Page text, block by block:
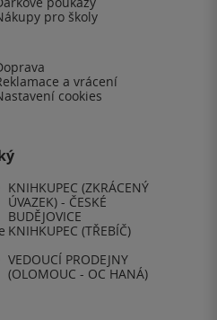
pro školy
a vrácení
cookies
KNIHKUPEC (ZKRÁCENÝ
ÚVAZEK) - ČESKÉ
BUDĚJOVICE
KNIHKUPEC (TŘEBÍČ)
VEDOUCÍ PRODEJNY
(OLOMOUC - OC HANÁ)